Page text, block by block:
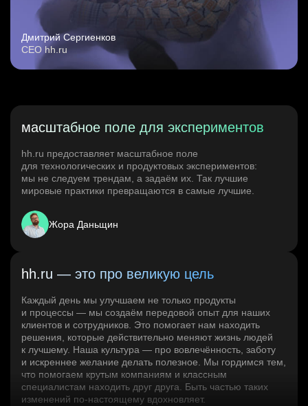
Дмитрий Сергиенков
CEO hh.ru
масштабное поле для экспериментов
hh.ru предоставляет масштабное поле
для технологических и продуктовых экспериментов:
мы не следуем трендам, а задаём их. Так лучшие
мировые практики превращаются в самые лучшие.
Жора Даньщин
hh.ru — это про великую цель
Каждый день мы улучшаем не только продукты
и процессы — мы создаём передовой опыт для наших
клиентов и сотрудников. Это помогает нам находить
решения, которые действительно меняют жизнь людей
к лучшему. Наша культура — про вовлечённость, заботу
и искреннее желание делать полезное. Мы гордимся тем,
что помогаем крутым компаниям и классным
специалистам находить друг друга. Быть частью таких
изменений по‑настоящему вдохновляет.